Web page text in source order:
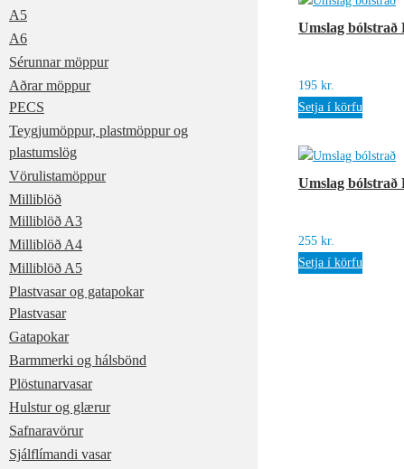
Umslag bólstrað
195 kr.
Setja í körfu
Umslag bólstrað
255 kr.
Setja í körfu
A5
A6
Sérunnar möppur
Aðrar möppur
PECS
Teygjumöppur, plastmöppur og
plastumslög
Vörulistamöppur
Milliblöð
Milliblöð A3
Milliblöð A4
Milliblöð A5
Plastvasar og gatapokar
Plastvasar
Gatapokar
Barmmerki og hálsbönd
Plöstunarvasar
Hulstur og glærur
Safnaravörur
Sjálflímandi vasar